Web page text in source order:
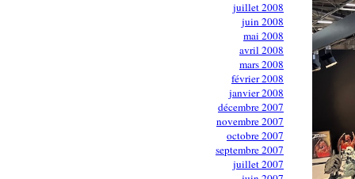
juillet 2008
juin 2008
mai 2008
avril 2008
mars 2008
février 2008
janvier 2008
décembre 2007
novembre 2007
octobre 2007
septembre 2007
juillet 2007